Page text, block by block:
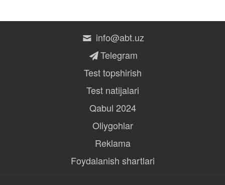
info@abt.uz
Telegram
Test topshirish
Test natijalari
Qabul 2024
Oliygohlar
Reklama
Foydalanish shartlari